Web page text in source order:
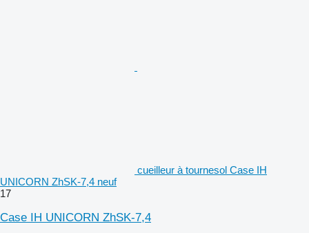
cueilleur à tournesol Case IH
UNICORN ZhSK-7,4 neuf
17
Case IH UNICORN ZhSK-7,4